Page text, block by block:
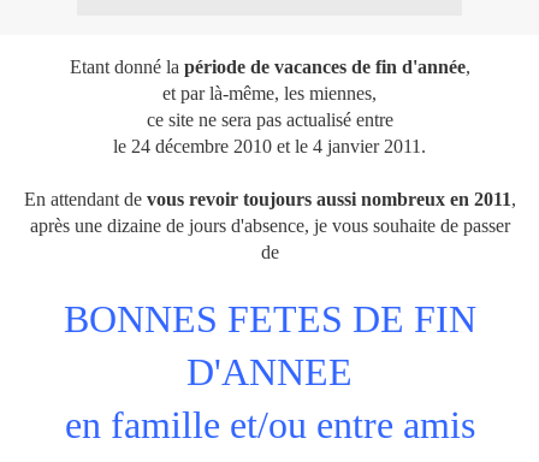
Etant donné la période de vacances de fin d'année,
et par là-même, les miennes,
ce site ne sera pas actualisé entre
le 24 décembre 2010 et le 4 janvier 2011.
En attendant de vous revoir toujours aussi nombreux en 2011,
après une dizaine de jours d'absence, je vous souhaite de passer
de
BONNES FETES DE FIN
D'ANNEE
en famille et/ou entre amis